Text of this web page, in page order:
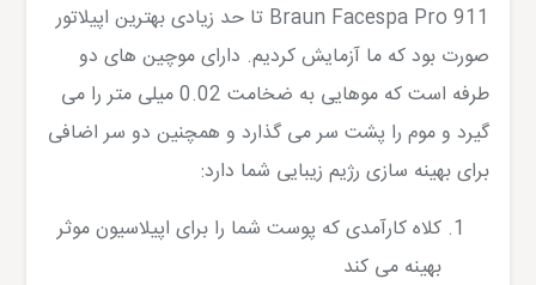
Braun Facespa Pro 911 تا حد زیادی بهترین اپیلاتور
صورت بود که ما آزمایش کردیم. دارای موچین های دو
طرفه است که موهایی به ضخامت 0.02 میلی متر را می
گیرد و موم را پشت سر می گذارد و همچنین دو سر اضافی
برای بهینه سازی رژیم زیبایی شما دارد:
کلاه کارآمدی که پوست شما را برای اپیلاسیون موثر
بهینه می کند